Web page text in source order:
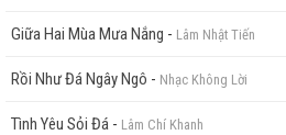
Giữa Hai Mùa Mưa Nắng - Lâm Nhật Tiến
Rồi Như Đá Ngây Ngô - Nhạc Không Lời
Tình Yêu Sỏi Đá - Lâm Chí Khanh